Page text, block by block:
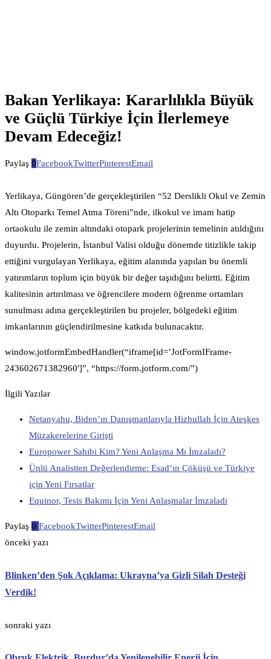
Bakan Yerlikaya: Kararlılıkla Büyük
ve Güçlü Türkiye İçin İlerlemeye
Devam Edeceğiz!
Paylaş 0FacebookTwitterPinterestEmail
Yerlikaya, Güngören’de gerçekleştirilen “52 Derslikli Okul ve Zemin
Altı Otoparkı Temel Atma Töreni”nde, ilkokul ve imam hatip
ortaokulu ile zemin altındaki otopark projelerinin temelinin atıldığını
duyurdu. Projelerin, İstanbul Valisi olduğu dönemde titizlikle takip
ettiğini vurgulayan Yerlikaya, eğitim alanında yapılan bu önemli
yatırımların toplum için büyük bir değer taşıdığını belirtti. Eğitim
kalitesinin artırılması ve öğrencilere modern öğrenme ortamları
sunulması adına gerçekleştirilen bu projeler, bölgedeki eğitim
imkanlarının güçlendirilmesine katkıda bulunacaktır.
window.jotformEmbedHandler(“iframe[id=’JotFormIFrame-
243602671382960′]”, “https://form.jotform.com/”)
İlgili Yazılar
Netanyahu, Biden’ın Danışmanlarıyla Hizbullah İçin Ateşkes
Müzakerelerine Girişti
Europower Sahibi Kim? Yeni Anlaşma Mı İmzaladı?
Ünlü Analistten Değerlendirme: Esad’ın Çöküşü ve Türkiye
için Yeni Fırsatlar
Equinor, Tesis Bakımı İçin Yeni Anlaşmalar İmzaladı
Paylaş 0 FacebookTwitterPinterestEmail
önceki yazı
Blinken’den Şok Açıklama: Ukrayna’ya Gizli Silah Desteği
Verdik!
sonraki yazı